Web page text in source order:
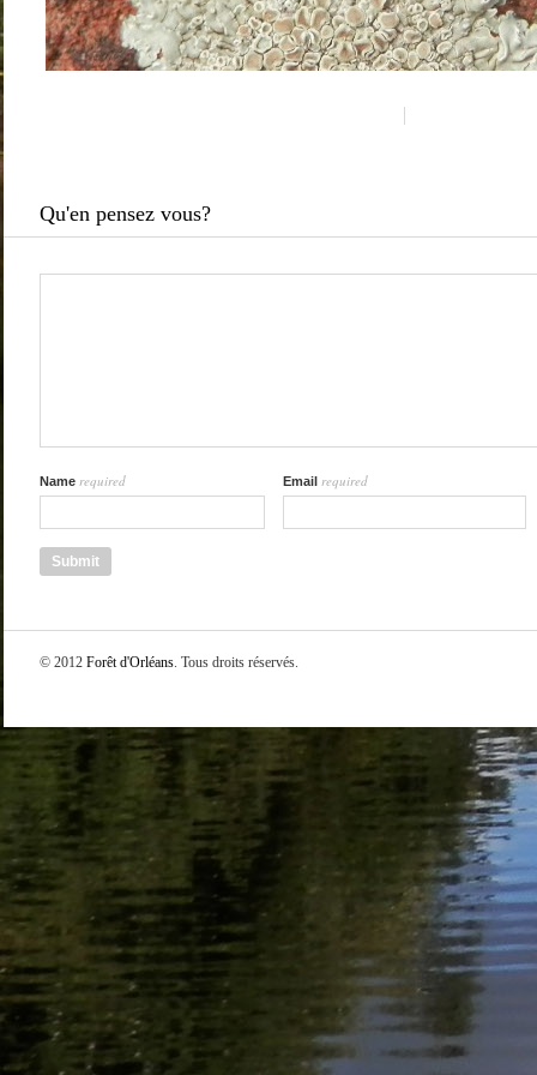
Qu'en pensez vous?
Name required Email required
© 2012 Forêt d'Orléans. Tous droits réservés.